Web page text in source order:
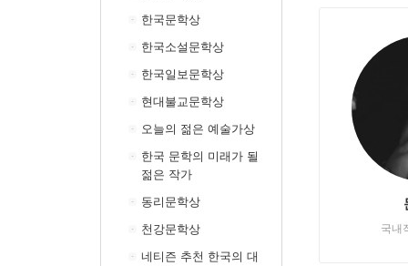
한국문학상
한국소설문학상
한국일보문학상
현대불교문학상
오늘의 젊은 예술가상
한국 문학의 미래가 될
젊은 작가
동리문학상
천강문학상
네티즌 추천 한국의 대
국내